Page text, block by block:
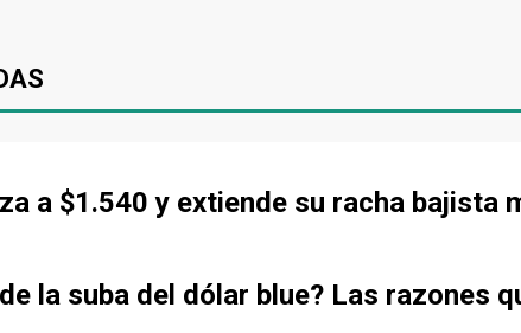
a $1.540 y extiende su racha bajista
la suba del dólar blue? Las razones